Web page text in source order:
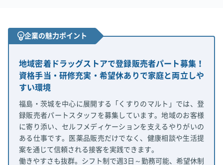
企業の魅力ポイント
地域密着ドラッグストアで登録販売者パート募集！
資格手当・研修充実・希望休ありで家庭と両立しや
すい環境
福島・茨城を中心に展開する「くすりのマルト」では、登
録販売者パートスタッフを募集しています。地域のお客様
に寄り添い、セルフメディケーションを支えるやりがいの
ある仕事です。医薬品販売だけでなく、健康相談や生活提
案を通じて信頼される接客を実践できます。
働きやすさも抜群。シフト制で週3日～勤務可能、希望休制